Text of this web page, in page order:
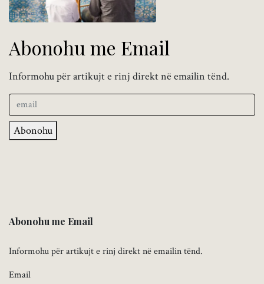
Abonohu me Email
Informohu për artikujt e rinj direkt në emailin tënd.
Abonohu
Abonohu me Email
Informohu për artikujt e rinj direkt në emailin tënd.
Email